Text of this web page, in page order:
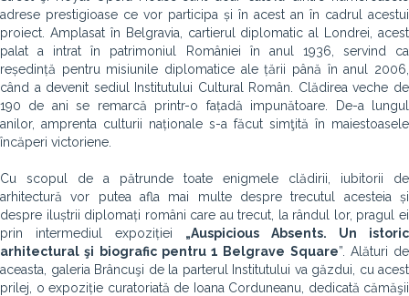
adrese prestigioase ce vor participa și în acest an în cadrul acestui
proiect. Amplasat în Belgravia, cartierul diplomatic al Londrei, acest
palat a intrat în patrimoniul României în anul 1936, servind ca
reședință pentru misiunile diplomatice ale țării până în anul 2006,
când a devenit sediul Institutului Cultural Român. Clădirea veche de
190 de ani se remarcă printr-o fațadă impunătoare. De-a lungul
anilor, amprenta culturii naționale s-a făcut simţită în maiestoasele
încăperi victoriene.
Cu scopul de a pătrunde toate enigmele clădirii, iubitorii de
arhitectură vor putea afla mai multe despre trecutul acesteia și
despre iluștrii diplomați români care au trecut, la rândul lor, pragul ei
prin intermediul expoziției „Auspicious Absents. Un istoric
arhitectural şi biografic pentru 1 Belgrave Square”. Alături de
aceasta, galeria Brâncuşi de la parterul Institutului va găzdui, cu acest
prilej, o expoziție curatoriată de Ioana Corduneanu, dedicată cămăşii